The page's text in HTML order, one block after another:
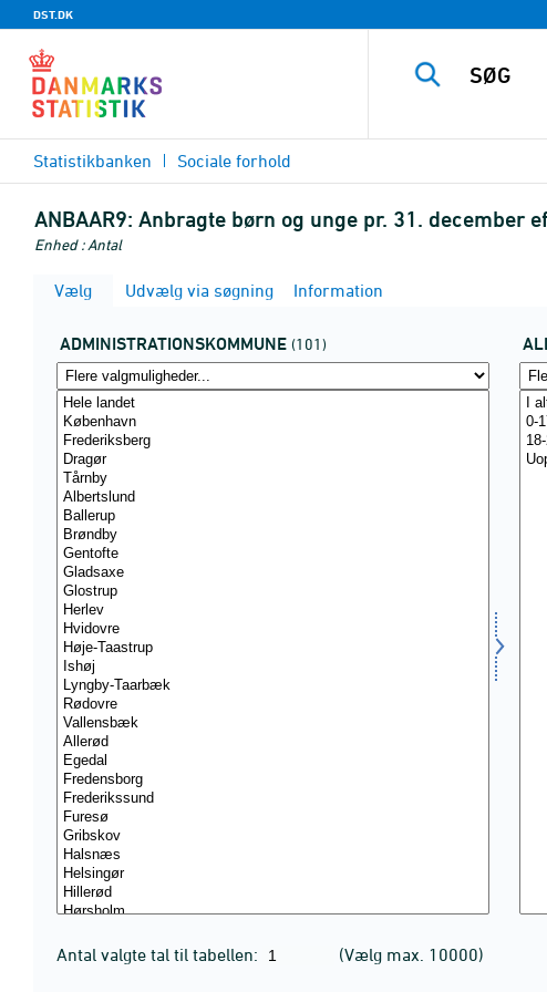
DST.DK
Statistikbanken Sociale forhold
ANBAAR9: Anbragte børn og unge pr. 31. december
Enhed : Antal
Vælg
Udvælg via søgning Information
ADMINISTRATIONSKOMMUNE (101)
Antal valgte tal til tabellen: (Vælg max. 10000)